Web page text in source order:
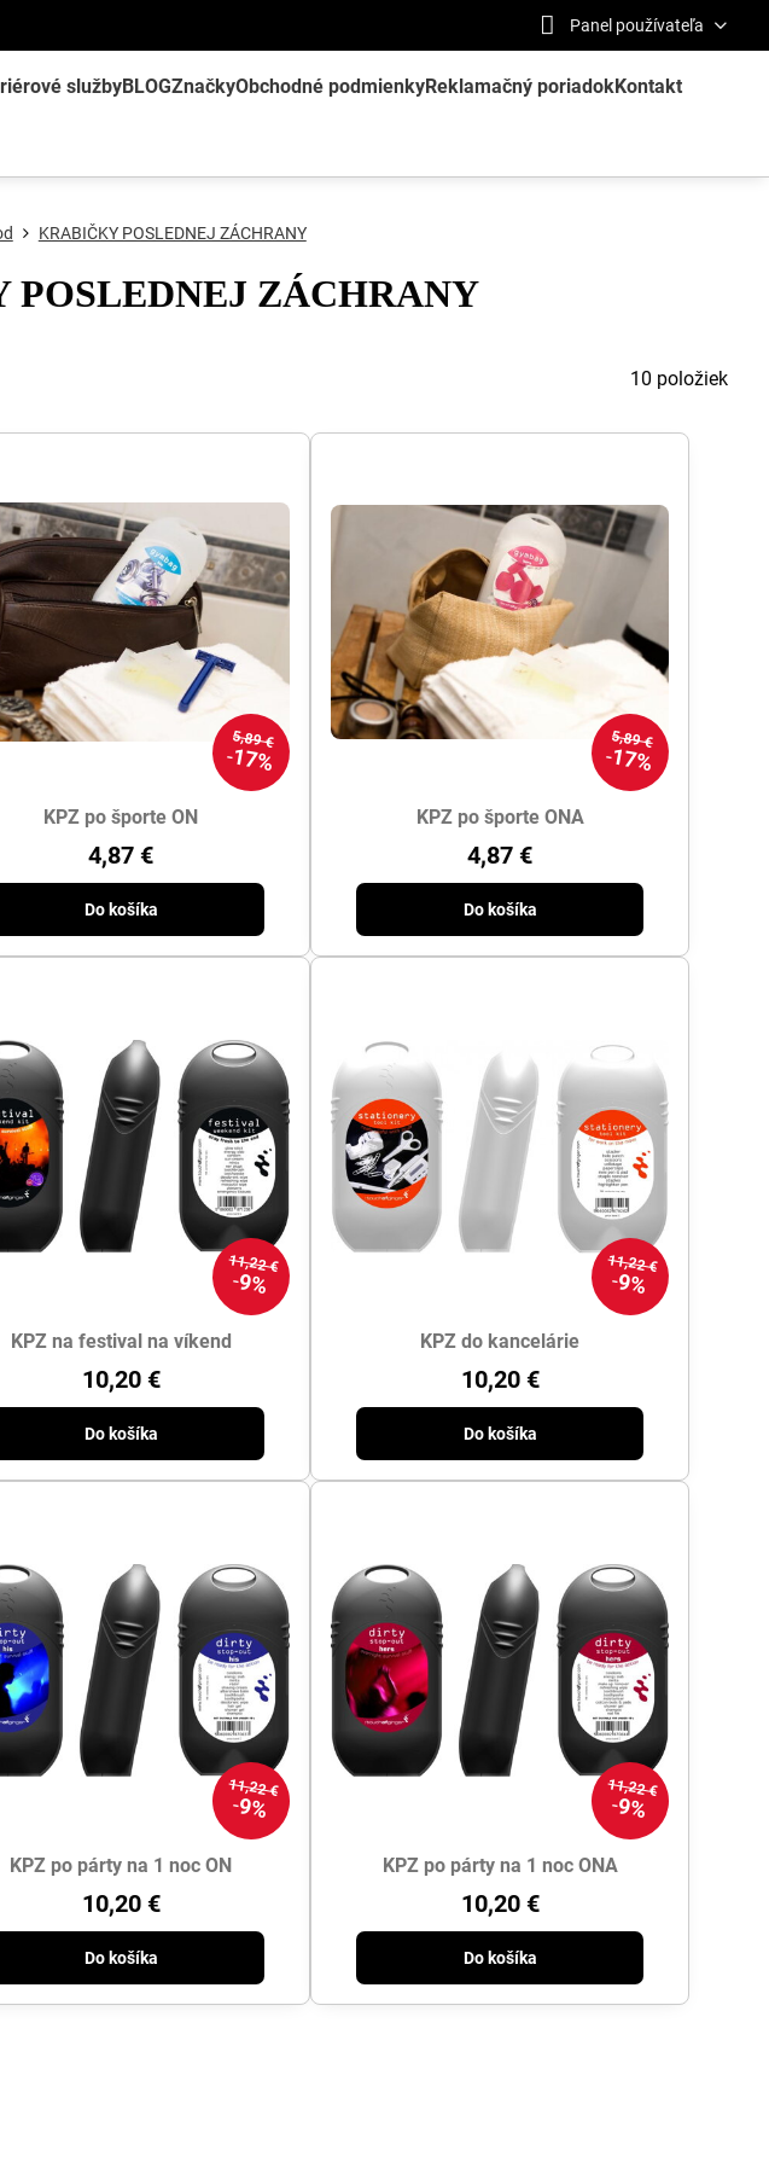
Panel používateľa
službyBLOGZnačkyObchodné podmienkyReklamačný poriadokKontakt
KRABIČKY POSLEDNEJ ZÁCHRANY
POSLEDNEJ ZÁCHRANY
10 položiek
5,89 €
17%
KPZ po športe ON
4,87 €
Do košíka
5,89 €
17%
KPZ po športe ONA
4,87 €
Do košíka
11,22 €
9%
KPZ na festival na víkend
10,20 €
Do košíka
11,22 €
9%
KPZ do kancelárie
10,20 €
Do košíka
11,22 €
9%
KPZ po párty na 1 noc ON
10,20 €
Do košíka
11,22 €
9%
KPZ po párty na 1 noc ONA
10,20 €
Do košíka